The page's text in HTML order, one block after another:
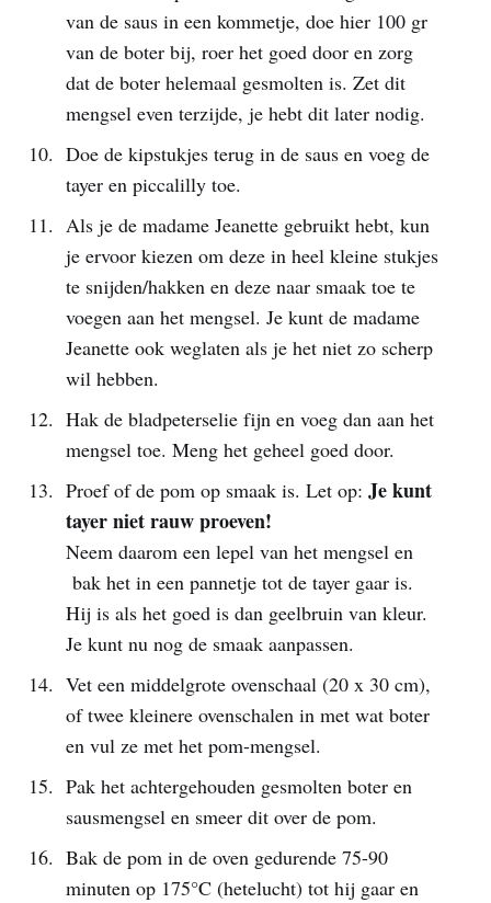
van de saus in een kommetje, doe hier 100 gr
van de boter bij, roer het goed door en zorg
dat de boter helemaal gesmolten is. Zet dit
mengsel even terzijde, je hebt dit later nodig.
Doe de kipstukjes terug in de saus en voeg de
tayer en piccalilly toe.
Als je de madame Jeanette gebruikt hebt, kun
je ervoor kiezen om deze in heel kleine stukjes
te snijden/hakken en deze naar smaak toe te
voegen aan het mengsel. Je kunt de madame
Jeanette ook weglaten als je het niet zo scherp
wil hebben.
Hak de bladpeterselie fijn en voeg dan aan het
mengsel toe. Meng het geheel goed door.
Proef of de pom op smaak is. Let op: Je kunt
tayer niet rauw proeven!
Neem daarom een lepel van het mengsel en
bak het in een pannetje tot de tayer gaar is.
Hij is als het goed is dan geelbruin van kleur.
Je kunt nu nog de smaak aanpassen.
Vet een middelgrote ovenschaal (20 x 30 cm),
of twee kleinere ovenschalen in met wat boter
en vul ze met het pom-mengsel.
Pak het achtergehouden gesmolten boter en
sausmengsel en smeer dit over de pom.
Bak de pom in de oven gedurende 75-90
minuten op 175°C (hetelucht) tot hij gaar en